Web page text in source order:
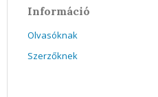
Információ
Olvasóknak
Szerzőknek